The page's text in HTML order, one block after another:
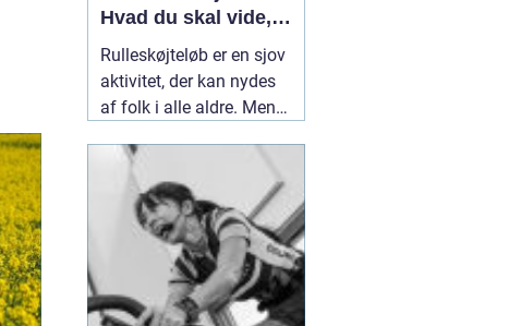
Hvad du skal vide,
før du begynder
Rulleskøjteløb er en sjov
aktivitet, der kan nydes
af folk i alle aldre. Men
rulleskøjter, er det vigtigt
at forstå fordele og
ulemper ved denne form
for motion. I artiklen på
11 august 2022